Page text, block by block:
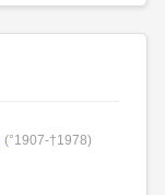
(°1907-†1978)